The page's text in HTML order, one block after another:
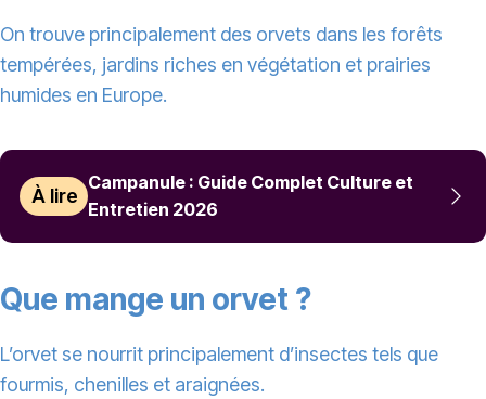
On trouve principalement des orvets dans les forêts
tempérées, jardins riches en végétation et prairies
humides en Europe.
À lire
Campanule : Guide Complet Culture et
Entretien 2026
Que mange un orvet ?
L’orvet se nourrit principalement d’insectes tels que
fourmis, chenilles et araignées.